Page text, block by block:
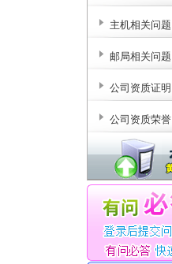
主机相关问题
邮局相关问题
公司资质证明
公司资质荣誉